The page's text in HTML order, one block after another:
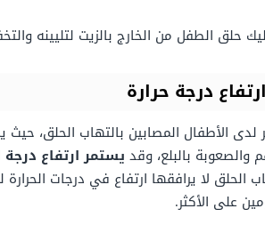
حلق الطفل من الخارج بالزيت لتليينه
درجة حرارة
والصعوبة بالبلع، وقد يستمر ارتفاع
لا يرافقها ارتفاع في درجات
على الأكثر.